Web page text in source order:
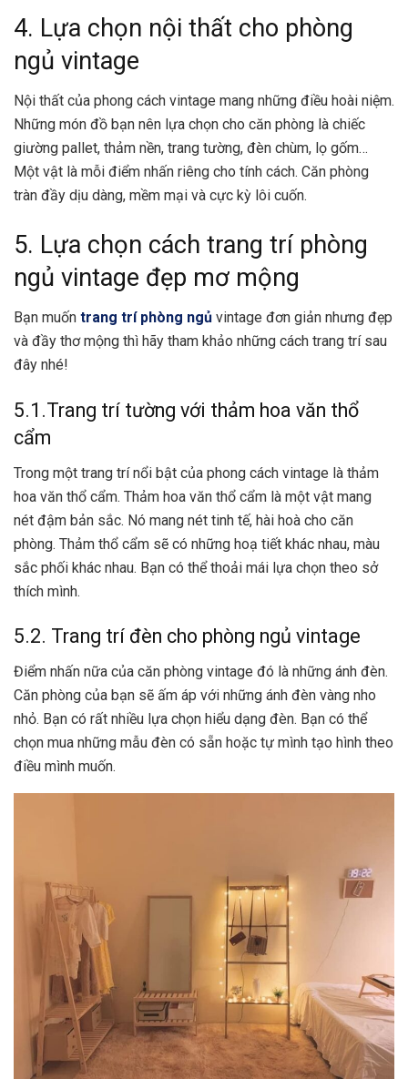
4. Lựa chọn nội thất cho phòng
ngủ vintage
Nội thất của phong cách vintage mang những điều hoài niệm.
Những món đồ bạn nên lựa chọn cho căn phòng là chiếc
giường pallet, thảm nền, trang tường, đèn chùm, lọ gốm…
Một vật là mỗi điểm nhấn riêng cho tính cách. Căn phòng
tràn đầy dịu dàng, mềm mại và cực kỳ lôi cuốn.
5. Lựa chọn cách trang trí phòng
ngủ vintage đẹp mơ mộng
Bạn muốn trang trí phòng ngủ vintage đơn giản nhưng đẹp
và đầy thơ mộng thì hãy tham khảo những cách trang trí sau
đây nhé!
5.1.Trang trí tường với thảm hoa văn thổ
cẩm
Trong một trang trí nổi bật của phong cách vintage là thảm
hoa văn thổ cẩm. Thảm hoa văn thổ cẩm là một vật mang
nét đậm bản sắc. Nó mang nét tinh tế, hài hoà cho căn
phòng. Thảm thổ cẩm sẽ có những hoạ tiết khác nhau, màu
sắc phối khác nhau. Bạn có thể thoải mái lựa chọn theo sở
thích mình.
5.2. Trang trí đèn cho phòng ngủ vintage
Điểm nhấn nữa của căn phòng vintage đó là những ánh đèn.
Căn phòng của bạn sẽ ấm áp với những ánh đèn vàng nho
nhỏ. Bạn có rất nhiều lựa chọn hiểu dạng đèn. Bạn có thể
chọn mua những mẫu đèn có sẵn hoặc tự mình tạo hình theo
điều mình muốn.